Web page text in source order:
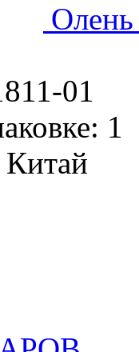
Олень
01
1
Китай